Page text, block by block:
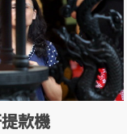
款機